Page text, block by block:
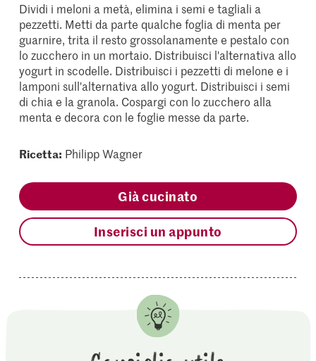
Dividi i meloni a metà, elimina i semi e tagliali a
pezzetti. Metti da parte qualche foglia di menta per
guarnire, trita il resto grossolanamente e pestalo con
lo zucchero in un mortaio. Distribuisci l'alternativa allo
yogurt in scodelle. Distribuisci i pezzetti di melone e i
lamponi sull'alternativa allo yogurt. Distribuisci i semi
di chia e la granola. Cospargi con lo zucchero alla
menta e decora con le foglie messe da parte.
Ricetta: Philipp Wagner
Già cucinato
Inserisci un appunto